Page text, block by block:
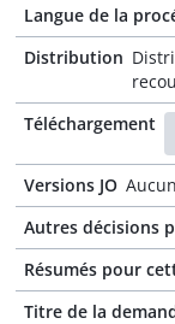
Langue de la
Distribution
Téléchargement
Versions JO
Autres décisions
Résumés pour
Titre de la